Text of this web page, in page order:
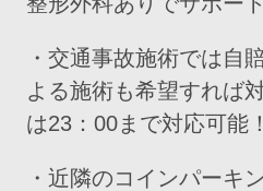
・交通事故施術では自
よる施術も希望すれば
は23：00まで対応可能！
・近隣のコインパーキ